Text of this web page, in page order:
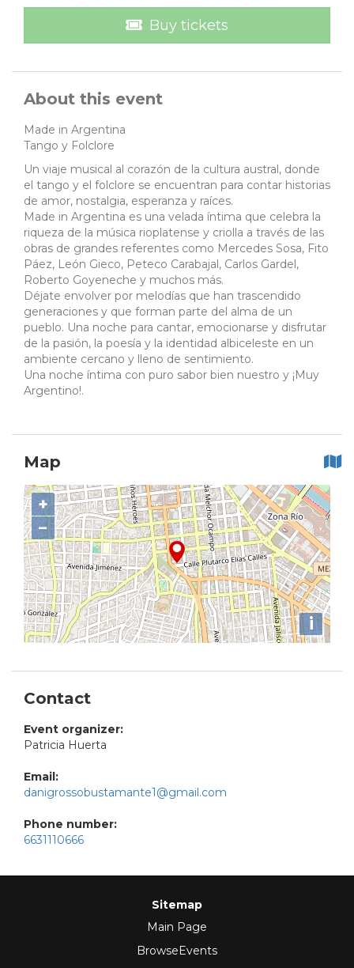
Buy tickets
About this event
Made in Argentina
Tango y Folclore
Un viaje musical al corazón de la cultura austral, donde
el tango y el folclore se encuentran para contar historias
de amor, nostalgia, esperanza y raíces.
Made in Argentina es una velada íntima que celebra la
riqueza de la música rioplatense y criolla a través de las
obras de grandes referentes como Mercedes Sosa, Fito
Páez, León Gieco, Peteco Carabajal, Carlos Gardel,
Roberto Goyeneche y muchos más.
Déjate envolver por melodías que han trascendido
generaciones y que forman parte del alma de un
pueblo. Una noche para cantar, emocionarse y disfrutar
de la pasión, la poesía y la identidad albiceleste en un
ambiente cercano y lleno de sentimiento.
Una noche íntima con puro sabor bien nuestro y ¡Muy
Argentino!.
Map
+
−
i
Contact
Event organizer:
Patricia Huerta
Email:
danigrossobustamante1@gmail.com
Phone number:
6631110666
Sitemap
Main Page
BrowseEvents